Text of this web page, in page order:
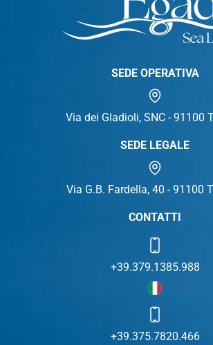
SEDE OPERATIVA
Via dei Gladioli, SNC - 91100
SEDE LEGALE
Via G.B. Fardella, 40 - 91100
CONTATTI
+39.379.1385.988
+39.375.7820.466